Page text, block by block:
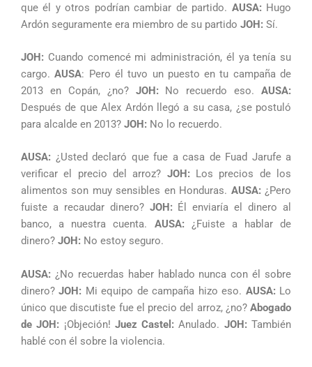
que él y otros podrían cambiar de partido. AUSA: Hugo
Ardón seguramente era miembro de su partido JOH: Sí.
JOH: Cuando comencé mi administración, él ya tenía su
cargo.AUSA: Pero él tuvo un puesto en tu campaña de
2013 en Copán, ¿no? JOH: No recuerdo eso. AUSA:
Después de que Alex Ardón llegó a su casa, ¿se postuló
para alcalde en 2013? JOH: No lo recuerdo.
AUSA: ¿Usted declaró que fue a casa de Fuad Jarufe a
verificar el precio del arroz? JOH: Los precios de los
alimentos son muy sensibles en Honduras. AUSA: ¿Pero
fuiste a recaudar dinero? JOH: Él enviaría el dinero al
banco, a nuestra cuenta. AUSA: ¿Fuiste a hablar de
dinero? JOH: No estoy seguro.
AUSA: ¿No recuerdas haber hablado nunca con él sobre
dinero?JOH: Mi equipo de campaña hizo eso. AUSA: Lo
único que discutiste fue el precio del arroz, ¿no? Abogado
de JOH: ¡Objeción! Juez Castel: Anulado. JOH: También
hablé con él sobre la violencia.